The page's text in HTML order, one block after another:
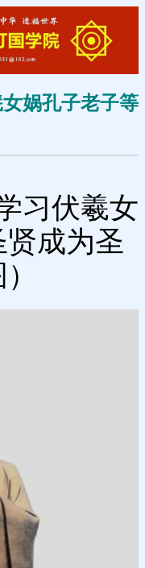
娲孔子老子等
习伏羲女
成为圣